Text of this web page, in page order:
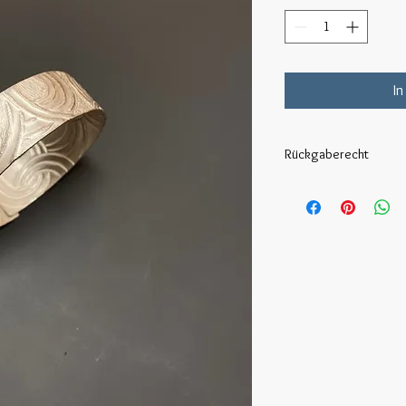
Rückgaberecht
innerhalb von